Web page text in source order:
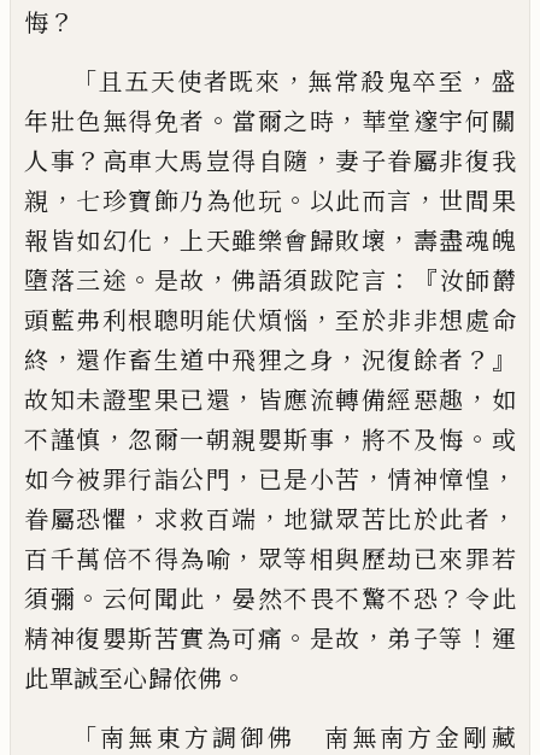
悔 ？
「 且五天使者既來 ， 無常殺鬼卒至 ， 盛
年壯色無得免者 。 當爾之時 ， 華堂邃宇何關
人事 ？ 高車大馬豈得自隨 ， 妻子眷屬非復我
親 ， 七珍寶飾乃為他玩 。 以此而言 ， 世間果
報皆如幻化 ， 上天雖樂會歸敗壞 ， 壽盡魂魄
墮落三途 。 是故 ，佛語須跋陀言 ：『汝師欝
頭藍弗利根聰明能伏煩惱 ， 至於非非想處命
終 ， 還作畜生道中飛狸之身 ， 況復餘者 ？』
故知未證聖果已還 ， 皆應流轉備經惡趣 ， 如
不謹慎 ， 忽爾一朝親嬰斯事 ， 將不及悔 。 或
如今被罪行詣公門 ， 已是小苦 ， 情神慞惶 ，
眷屬恐懼 ， 求救百端 ， 地獄眾苦比於此者 ，
百千萬倍不得為喻 ， 眾等相與歷劫已來罪若
須彌 。 云何聞此 ， 晏然不畏不驚不恐 ？令此
精神復嬰斯苦實為可痛 。 是故 ， 弟子等 ！ 運
此單誠至心歸依佛 。
「南無東方調御佛 南無南方金剛藏